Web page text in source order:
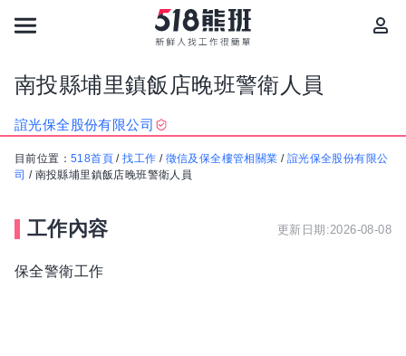
南投縣埔里鎮飯店晚班警衛人員
誼光保全股份有限公司
目前位置： 518首頁 /找工作 / 徵信及保全樓管相關業 / 誼光保全股份有限公
司 / 南投縣埔里鎮飯店晚班警衛人員
工作內容 更新日期:2026-08-08
保全警衛工作